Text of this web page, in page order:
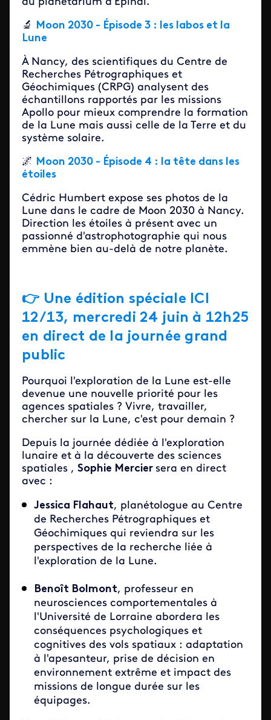
🔬 Moon 2030 - Épisode 3 : les labos et la
Lune
À Nancy, des scientifiques du Centre de
Recherches Pétrographiques et
Géochimiques (CRPG) analysent des
échantillons rapportés par les missions
Apollo pour mieux comprendre la formation
de la Lune mais aussi celle de la Terre et du
système solaire.
🌌 Moon 2030 - Épisode 4 : la tête dans les
étoiles
Cédric Humbert expose ses photos de la
Lune dans le cadre de Moon 2030 à Nancy.
Direction les étoiles à présent avec un
passionné d'astrophotographie qui nous
emmène bien au-delà de notre planète.
👉 Une édition spéciale ICI
12/13, mercredi 24 juin à 12h25
en direct de la journée grand
public
Pourquoi l'exploration de la Lune est-elle
devenue une nouvelle priorité pour les
agences spatiales ? Vivre, travailler,
chercher sur la Lune, c'est pour demain ?
Depuis la journée dédiée à l'exploration
lunaire et à la découverte des sciences
spatiales , Sophie Mercier sera en direct
avec :
Jessica Flahaut, planétologue au Centre
de Recherches Pétrographiques et
Géochimiques qui reviendra sur les
perspectives de la recherche liée à
l'exploration de la Lune.
Benoît Bolmont, professeur en
neurosciences comportementales à
l'Université de Lorraine abordera les
conséquences psychologiques et
cognitives des vols spatiaux : adaptation
à l'apesanteur, prise de décision en
environnement extrême et impact des
missions de longue durée sur les
équipages.